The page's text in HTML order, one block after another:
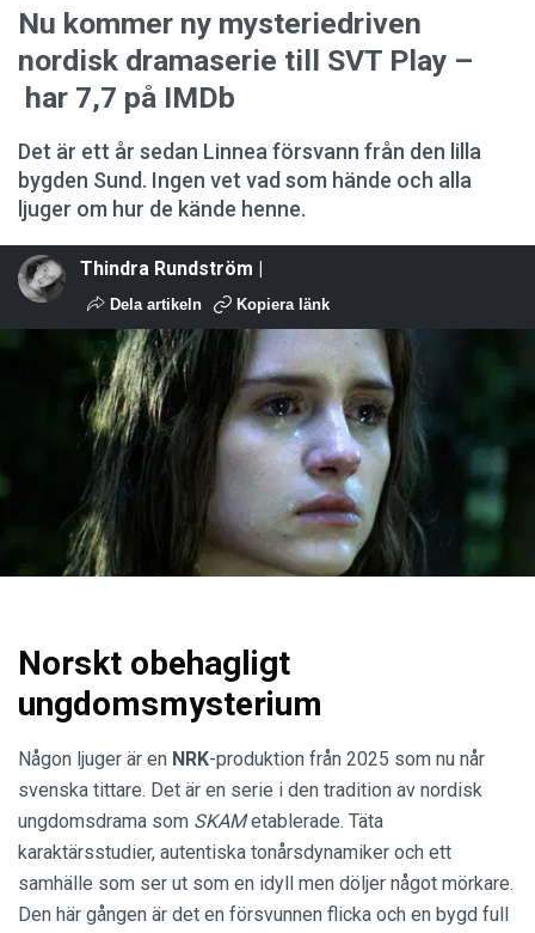
Nu kommer ny mysteriedriven
nordisk dramaserie till SVT Play –
har 7,7 på IMDb
Det är ett år sedan Linnea försvann från den lilla
bygden Sund. Ingen vet vad som hände och alla
ljuger om hur de kände henne.
Thindra Rundström |
Dela artikeln Kopiera länk
Norskt obehagligt
ungdomsmysterium
Någon ljuger är en NRK-produktion från 2025 som nu når
svenska tittare. Det är en serie i den tradition av nordisk
ungdomsdrama som SKAMetablerade. Täta
karaktärsstudier, autentiska tonårsdynamiker och ett
samhälle som ser ut som en idyll men döljer något mörkare.
Den här gången är det en försvunnen flicka och en bygd full